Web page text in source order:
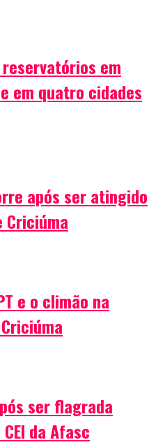
em
em quatro cidades
após ser atingido
Criciúma
e o climão na
ser flagrada
da Afasc